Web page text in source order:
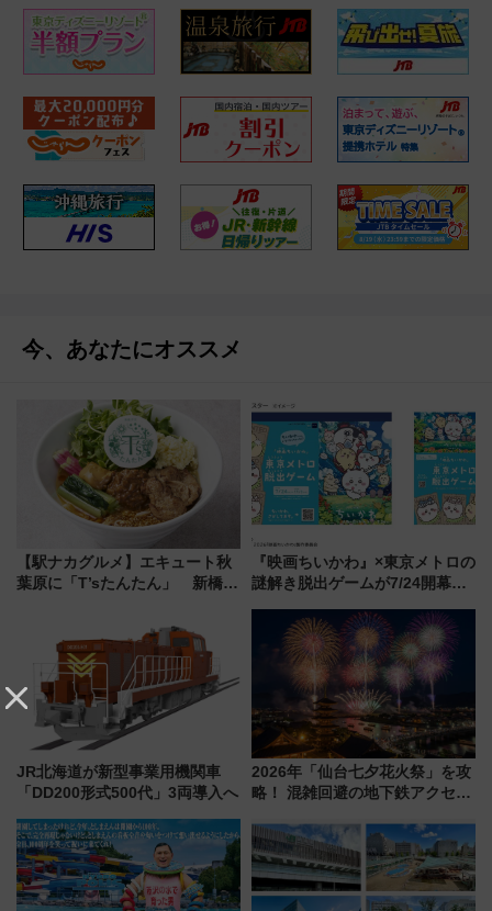
今、あなたにオススメ
【駅ナカグルメ】エキュート秋
葉原に「T’sたんたん」 新橋に
饅」、オムライス専門店「肉と
たまご」新グルメ続々登場！
【2026年8月】
『映画ちいかわ』×東京メトロの
謎解き脱出ゲームが7/24開幕！
遊び方を解説！（7/10発売開
始）
JR北海道が新型事業用機関車
「DD200形式500代」3両導入へ
2026年「仙台七夕花火祭」を攻
略！ 混雑回避の地下鉄アクセス
火前に楽しむ仙台観光ルートま
で解説！